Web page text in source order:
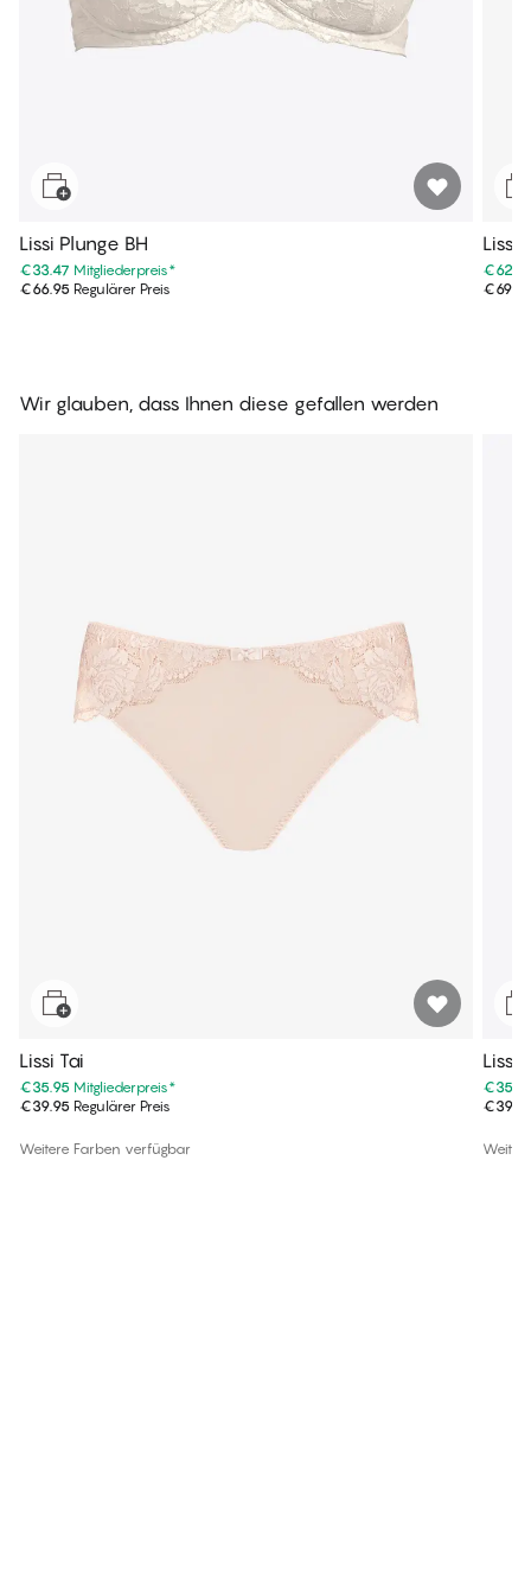
Lissi Plunge BH
€33.47 Mitgliederpreis*
€66.95 Regulärer Preis
Lissi
€69.95
Wir glauben, dass Ihnen diese gefallen werden
Lissi Tai
€35.95 Mitgliederpreis*
€39.95 Regulärer Preis
Weitere Farben verfügbar
Lissi